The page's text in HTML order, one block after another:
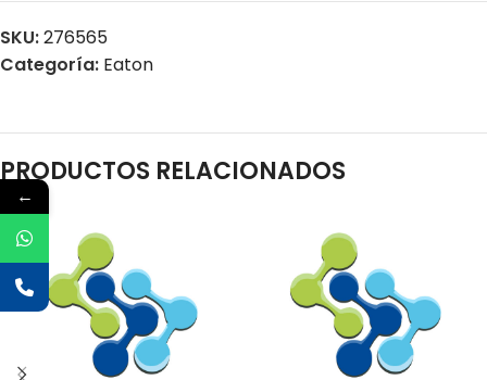
SKU:276565
Categoría: Eaton
PRODUCTOS RELACIONADOS
←